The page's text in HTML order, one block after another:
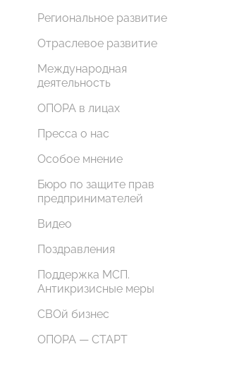
Региональное развитие
Отраслевое развитие
Международная
деятельность
ОПОРА в лицах
Пресса о нас
Особое мнение
Бюро по защите прав
предпринимателей
Видео
Поздравления
Поддержка МСП.
Антикризисные меры
СВОй бизнес
ОПОРА — СТАРТ